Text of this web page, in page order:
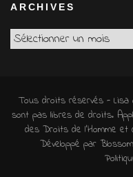
ARCHIVES
Archives
Tous droits réservés - Lisa
sont pas libres de droits.
des Droits de l'Homme et
Développé par